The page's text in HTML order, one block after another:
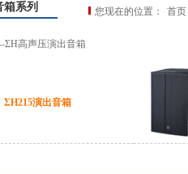
系列 您现在的位置： 首页
高声压演出音箱
ΣH215演出音箱